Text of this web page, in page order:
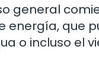
general
energía, que
o incluso el